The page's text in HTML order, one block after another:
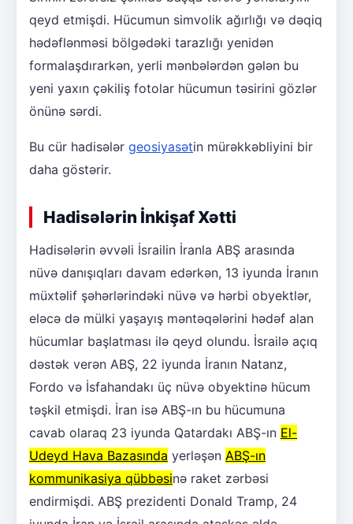
qeyd etmişdi. Hücumun simvolik ağırlığı və dəqiq
hədəflənməsi bölgədəki tarazlığı yenidən
formalaşdırarkən, yerli mənbələrdən gələn bu
yeni yaxın çəkiliş fotolar hücumun təsirini gözlər
önünə sərdi.
Bu cür hadisələr geosiyasətin mürəkkəbliyini bir
daha göstərir.
Hadisələrin İnkişaf Xətti
Hadisələrin əvvəli İsrailin İranla ABŞ arasında
nüvə danışıqları davam edərkən, 13 iyunda İranın
müxtəlif şəhərlərindəki nüvə və hərbi obyektlər,
eləcə də mülki yaşayış məntəqələrini hədəf alan
hücumlar başlatması ilə qeyd olundu. İsrailə açıq
dəstək verən ABŞ, 22 iyunda İranın Natanz,
Fordo və İsfahandakı üç nüvə obyektinə hücum
təşkil etmişdi. İran isə ABŞ-ın bu hücumuna
cavab olaraq 23 iyunda Qatardakı ABŞ-ın El-
Udeyd Hava Bazasında yerləşən ABŞ-ın
kommunikasiya qübbəsinə raket zərbəsi
endirmişdi. ABŞ prezidenti Donald Tramp, 24